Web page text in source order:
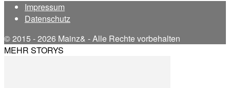
Impressum
Datenschutz
© 2015 - 2026 Mainz& - Alle Rechte vorbehalten
MEHR STORYS